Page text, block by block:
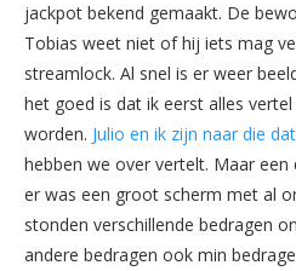
jackpot bekend gemaakt. De
Tobias weet niet of hij iets mag
streamlock. Al snel is er weer
het goed is dat ik eerst alles
worden. Julio en ik zijn naar die
hebben we over vertelt. Maar
er was een groot scherm met al
stonden verschillende bedragen
andere bedragen ook min